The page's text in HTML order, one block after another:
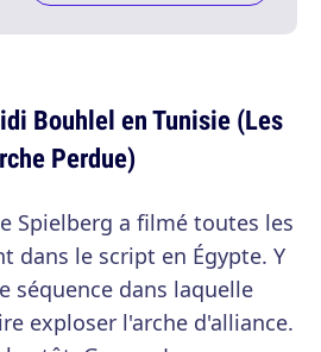
Bouhlel en Tunisie (Les
Perdue)
Spielberg a filmé toutes les
dans le script en Égypte. Y
séquence dans laquelle
exploser l'arche d'alliance.